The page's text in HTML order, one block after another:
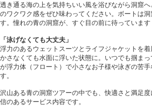
透き通る海の上を気持ちいい風を浴びながら洞窟
のワクワク感をぜひ味わってください。ボートは
す。憧れの青の洞窟が、すぐ目の前に待っています
「泳げなくても大丈夫」
浮力のあるウェットスーツとライフジャケットを
かさなくても水面に浮いた状態に。いつでも掴ま
が浮力体（フロート）で小さなお子様や泳ぎの苦手
す。
沢山ある青の洞窟ツアーの中でも、快適さと満足
信のあるサービス内容です。